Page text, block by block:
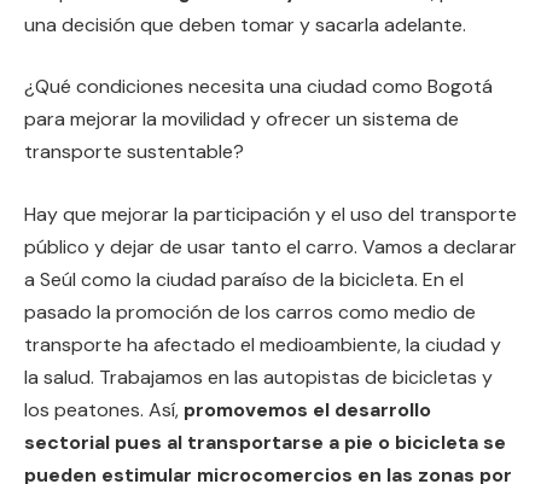
una decisión que deben tomar y sacarla adelante.
¿Qué condiciones necesita una ciudad como Bogotá
para mejorar la movilidad y ofrecer un sistema de
transporte sustentable?
Hay que mejorar la participación y el uso del transporte
público y dejar de usar tanto el carro. Vamos a declarar
a Seúl como la ciudad paraíso de la bicicleta. En el
pasado la promoción de los carros como medio de
transporte ha afectado el medioambiente, la ciudad y
la salud. Trabajamos en las autopistas de bicicletas y
los peatones. Así, promovemos el desarrollo
sectorial pues al transportarse a pie o bicicleta se
pueden estimular microcomercios en las zonas por